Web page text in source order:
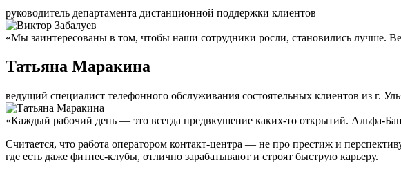
руководитель департамента дистанционной поддержки клиентов
«Мы заинтересованы в том, чтобы наши сотрудники росли, становились лучше.
Татьяна Маракина
ведущий специалист телефонного обслуживания состоятельных клиентов из г.
«Каждый рабочий день — это всегда предвкушение каких-то открытий. Альфа-
Считается, что работа оператором контакт-центра — не про престиж и
где есть даже фитнес-клубы, отлично зарабатывают и строят быструю карьеру.